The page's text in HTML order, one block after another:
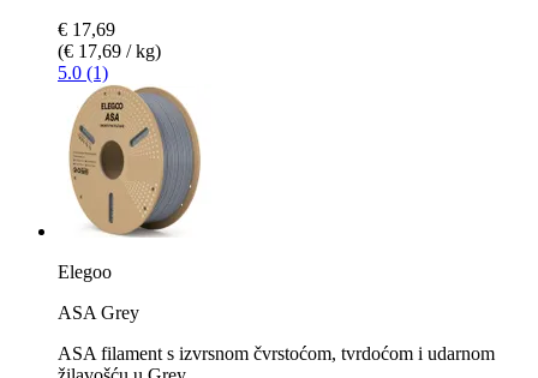
€ 17,69
(€ 17,69 / kg)
5.0 (1)
Elegoo
ASA Grey
ASA filament s izvrsnom čvrstoćom, tvrdoćom i udarnom